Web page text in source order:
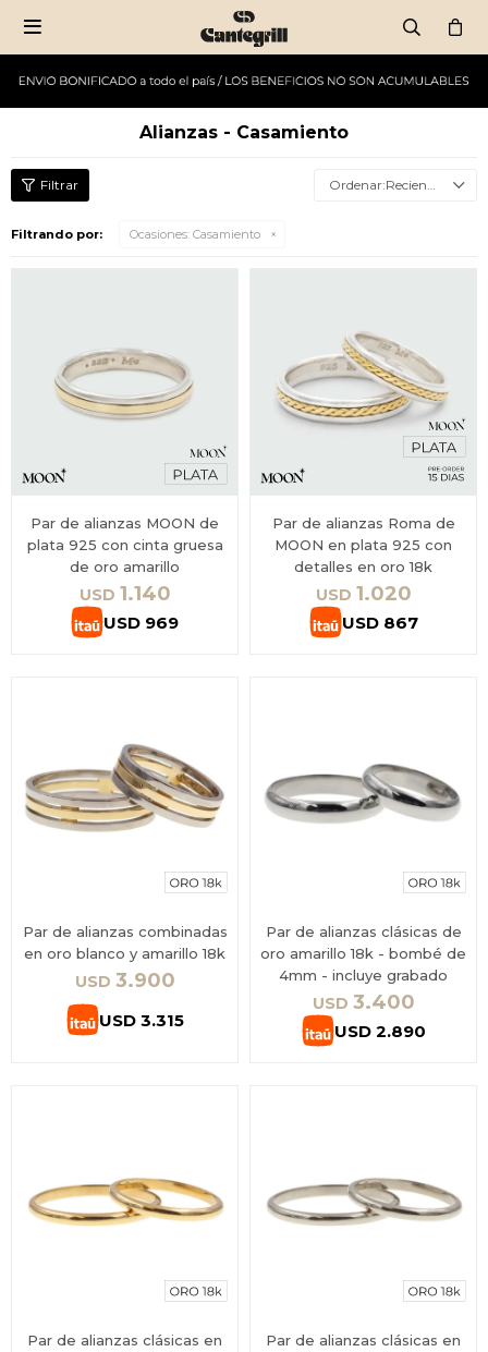

Alianzas - Casamiento
Recientes
Filtrando por: Ocasiones: Casamiento
Par de alianzas MOON de
plata 925 con cinta gruesa
de oro amarillo
USD 1.140
USD 969
Par de alianzas Roma de
MOON en plata 925 con
detalles en oro 18k
USD 1.020
USD 867
Par de alianzas combinadas
en oro blanco y amarillo 18k
USD 3.900
USD 3.315
Par de alianzas clásicas de
oro amarillo 18k - bombé de
4mm - incluye grabado
USD 3.400
USD 2.890
Par de alianzas clásicas en
Par de alianzas clásicas en